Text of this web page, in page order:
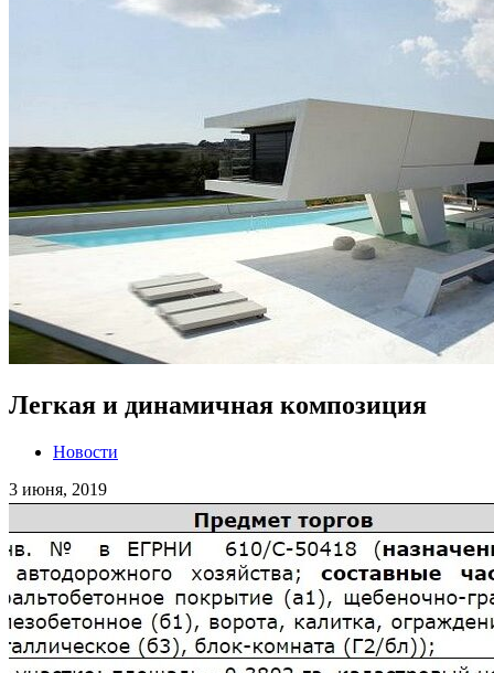
Легкая и динамичная композиция
Новости
3 июня, 2019